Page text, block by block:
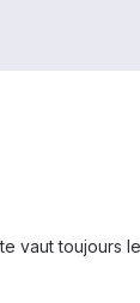
vaut toujours